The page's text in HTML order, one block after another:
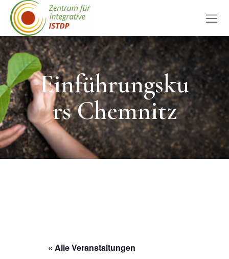
Einführungsku
rs Chemnitz
« Alle Veranstaltungen